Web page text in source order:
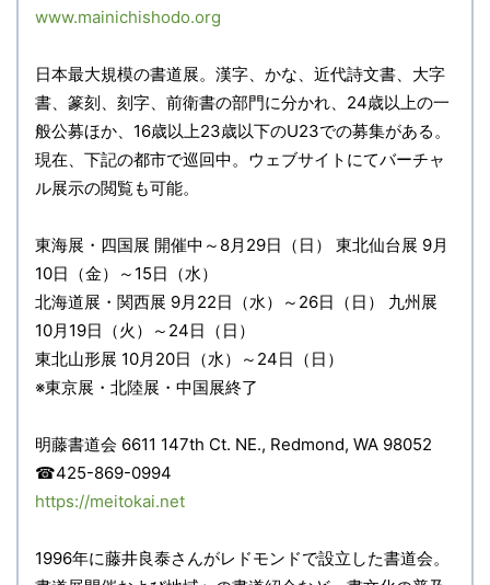
www.mainichishodo.org
日本最大規模の書道展。漢字、かな、近代詩文書、大字
書、篆刻、刻字、前衛書の部門に分かれ、24歳以上の一
般公募ほか、16歳以上23歳以下のU23での募集がある。
現在、下記の都市で巡回中。ウェブサイトにてバーチャ
ル展示の閲覧も可能。
東海展・四国展 開催中～8月29日（日） 東北仙台展 9月
10日（金）～15日（水）
北海道展・関西展 9月22日（水）～26日（日） 九州展
10月19日（火）～24日（日）
東北山形展 10月20日（水）～24日（日）
※東京展・北陸展・中国展終了
明藤書道会 6611 147th Ct. NE., Redmond, WA 98052
☎425-869-0994
https://meitokai.net
1996年に藤井良泰さんがレドモンドで設立した書道会。